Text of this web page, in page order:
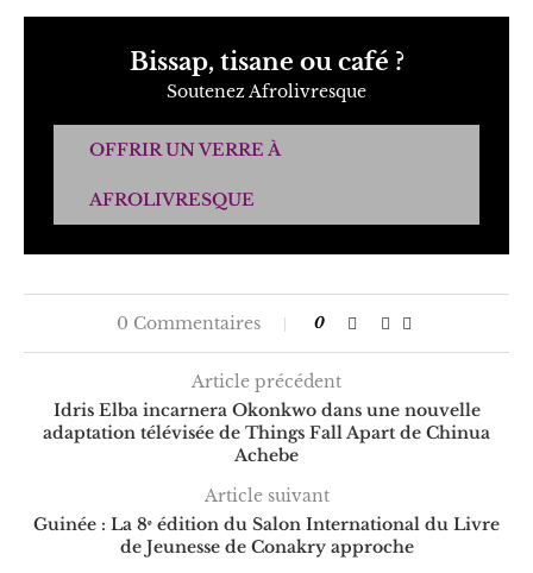
Bissap, tisane ou café ?
Soutenez Afrolivresque
OFFRIR UN VERRE À
AFROLIVRESQUE
0 Commentaires 0
Article précédent
Idris Elba incarnera Okonkwo dans une nouvelle
adaptation télévisée de Things Fall Apart de Chinua
Achebe
Article suivant
Guinée : La 8ᵉ édition du Salon International du Livre
de Jeunesse de Conakry approche